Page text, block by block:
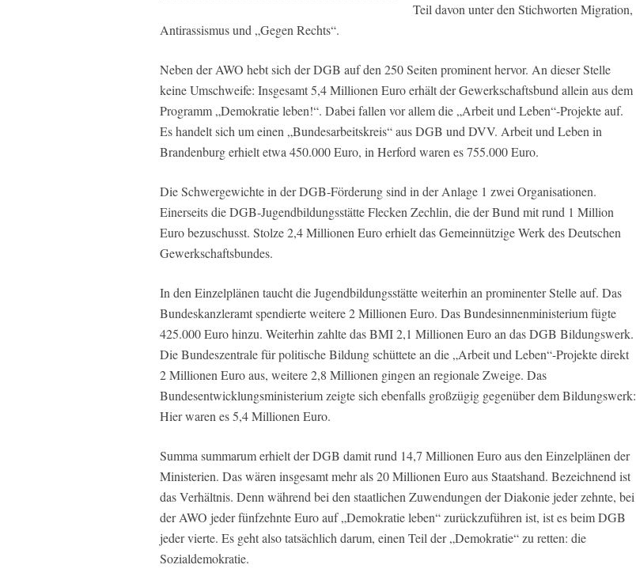
Teil davon unter den Stichworten Migration,
Antirassismus und „Gegen Rechts“.
Neben der AWO hebt sich der DGB auf den 250 Seiten prominent hervor. An dieser Stelle
keine Umschweife: Insgesamt 5,4 Millionen Euro erhält der Gewerkschaftsbund allein aus dem
Programm „Demokratie leben!“. Dabei fallen vor allem die „Arbeit und Leben“-Projekte auf.
Es handelt sich um einen „Bundesarbeitskreis“ aus DGB und DVV. Arbeit und Leben in
Brandenburg erhielt etwa 450.000 Euro, in Herford waren es 755.000 Euro.
Die Schwergewichte in der DGB-Förderung sind in der Anlage 1 zwei Organisationen.
Einerseits die DGB-Jugendbildungsstätte Flecken Zechlin, die der Bund mit rund 1 Million
Euro bezuschusst. Stolze 2,4 Millionen Euro erhielt das Gemeinnützige Werk des Deutschen
Gewerkschaftsbundes.
In den Einzelplänen taucht die Jugendbildungsstätte weiterhin an prominenter Stelle auf. Das
Bundeskanzleramt spendierte weitere 2 Millionen Euro. Das Bundesinnenministerium fügte
425.000 Euro hinzu. Weiterhin zahlte das BMI 2,1 Millionen Euro an das DGB Bildungswerk.
Die Bundeszentrale für politische Bildung schüttete an die „Arbeit und Leben“-Projekte direkt
2 Millionen Euro aus, weitere 2,8 Millionen gingen an regionale Zweige. Das
Bundesentwicklungsministerium zeigte sich ebenfalls großzügig gegenüber dem Bildungswerk:
Hier waren es 5,4 Millionen Euro.
Summa summarum erhielt der DGB damit rund 14,7 Millionen Euro aus den Einzelplänen der
Ministerien. Das wären insgesamt mehr als 20 Millionen Euro aus Staatshand. Bezeichnend ist
das Verhältnis. Denn während bei den staatlichen Zuwendungen der Diakonie jeder zehnte, bei
der AWO jeder fünfzehnte Euro auf „Demokratie leben“ zurückzuführen ist, ist es beim DGB
jeder vierte. Es geht also tatsächlich darum, einen Teil der „Demokratie“ zu retten: die
Sozialdemokratie.